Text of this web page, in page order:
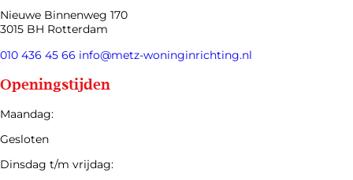
Nieuwe Binnenweg 170
3015 BH Rotterdam
010 436 45 66 info@metz-woninginrichting.nl
Openingstijden
Maandag:
Gesloten
Dinsdag t/m vrijdag: